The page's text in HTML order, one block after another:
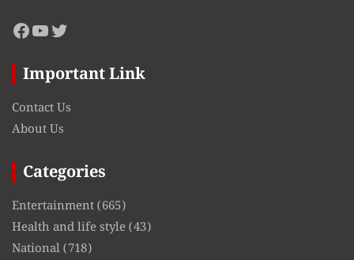
Facebook
YouTube
Twitter
Important Link
Contact Us
About Us
Categories
Entertainment(665)
Health and life style(43)
National(718)